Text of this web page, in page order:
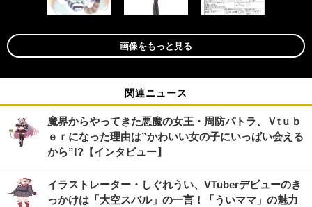
画像をもっと見る
関連ニュース
魔界からやってきた悪魔の女王・周防パトラ、Ｖtｕｂ
ｅｒになった理由は”かわいい女の子にいっぱい会える
から”!?【インタビュー】
イラストレーター・しぐれうい、VTuberデビューのき
っかけは「大空スバル」の一言！「ういママ」の魅力